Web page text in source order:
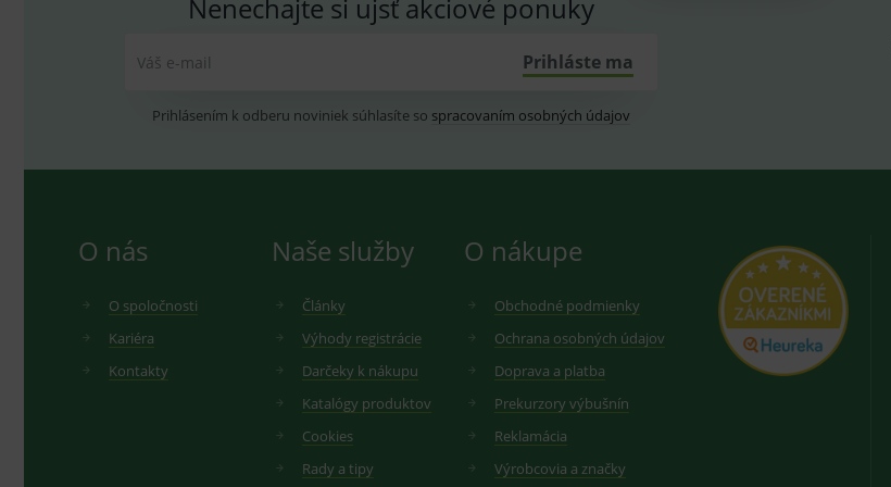
Nenechajte si ujsť akciové ponuky
Váš e-mail Prihláste ma
Prihlásením k odberu noviniek súhlasíte so spracovaním osobných údajov
O nás
O spoločnosti
Kariéra
Kontakty
Naše služby
Články
Výhody registrácie
Darčeky k nákupu
Katalógy produktov
Cookies
Rady a tipy
O nákupe
Obchodné podmienky
Ochrana osobných údajov
Doprava a platba
Prekurzory výbušnín
Reklamácia
Výrobcovia a značky